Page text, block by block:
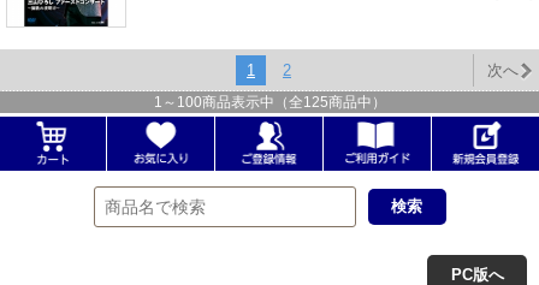
1 2 次へ
1 ～ 100商品表示中（全125商品中）
PC版へ